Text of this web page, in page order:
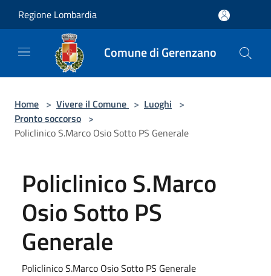
Regione Lombardia
Comune di Gerenzano
Home > Vivere il Comune > Luoghi >
Pronto soccorso >
Policlinico S.Marco Osio Sotto PS Generale
Policlinico S.Marco
Osio Sotto PS
Generale
Policlinico S.Marco Osio Sotto PS Generale